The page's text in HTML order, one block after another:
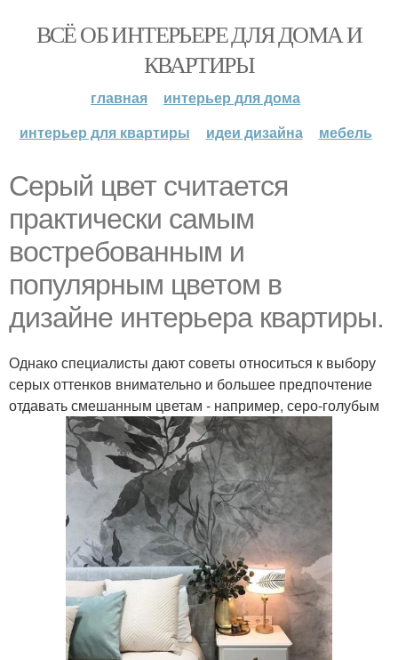
ВСЁ ОБ ИНТЕРЬЕРЕ ДЛЯ ДОМА И
КВАРТИРЫ
главная
интерьер для дома
интерьер для квартиры
идеи дизайна мебель
Серый цвет считается
практически самым
востребованным и
популярным цветом в
дизайне интерьера квартиры.
Однако специалисты дают советы относиться к выбору
серых оттенков внимательно и большее предпочтение
отдавать смешанным цветам - например, серо-голубым